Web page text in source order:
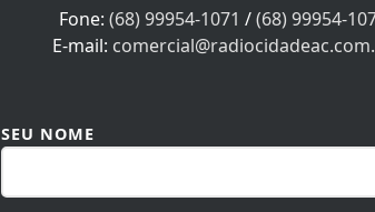
Fone: (68) 99954-1071 /(68) 99954-
E-mail:
SEU NOME